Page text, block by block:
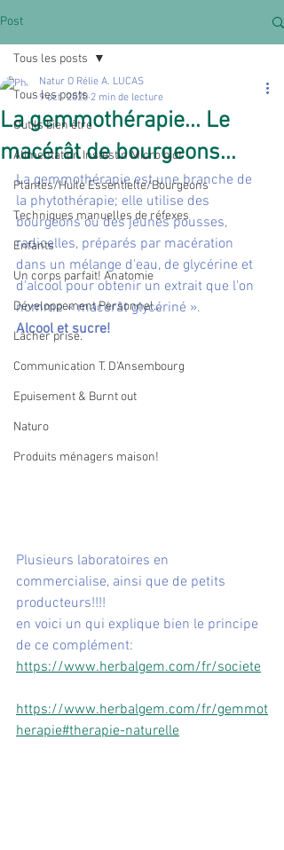
Post
Tous les posts
Outils bien être
Alimentation Instestin Micro biot
Plantes/Huile Essentielle/Bourgeons
Techniques manuelles de réfexes
Enfants
Un corps parfait! Anatomie
Développement Personnel...
Lâcher prise.
Communication T. D'Ansembourg
Epuisement & Burnt out
Naturo
Produits ménagers maison!
Tous les posts
La gemmothérapie... Le
macérât de bourgeons...
Natur O Rélie A. LUCAS
9 oct. 2020 2 min de lecture
La gemmothérapie est une branche de
la phytothérapie; elle utilise des
bourgeons ou des jeunes pousses,
radicelles, préparés par macération
dans un mélange d'eau, de glycérine et
d'alcool pour obtenir un extrait que l'on
nomme « macérât glycériné ».
Alcool et sucre!
Plusieurs laboratoires en
commercialise, ainsi que de petits
producteurs!!!!
en voici un qui explique bien le principe
de ce complément:
https://www.herbalgem.com/fr/societe
https://www.herbalgem.com/fr/gemmot
herapie#therapie-naturelle